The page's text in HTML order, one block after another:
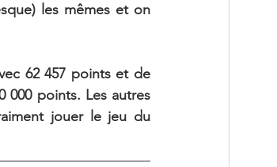
les mêmes et on
62 457 points et de
000 points. Les autres
jouer le jeu du